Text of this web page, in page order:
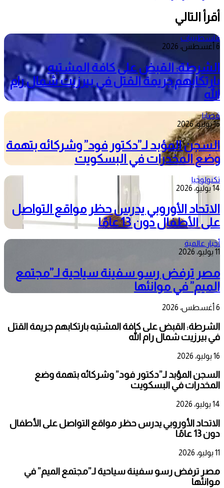
أقرأ التالي
فلسطينيات
6 أغسطس، 2026
الشرطة: القبض على كافة المشتبه
بارتكابهم جريمة القتل في بيرزيت شمال رام
الله
قضايا
16 يوليو، 2026
السجن المؤبد لـ”دكتور فود” وشركائه بتهمة
وضع المخدرات في البسكويت
تكنولوجيا
14 يوليو، 2026
الاتحاد الأوروبي يدرس حظر مواقع التواصل
على الأطفال دون 13 عامًا
أخبار عالمية
11 يوليو، 2026
مصر ترفض رسو سفينة سياحية لـ”مجتمع
الميم” في موانئها
6 أغسطس، 2026
الشرطة: القبض على كافة المشتبه بارتكابهم جريمة القتل
في بيرزيت شمال رام الله
16 يوليو، 2026
السجن المؤبد لـ”دكتور فود” وشركائه بتهمة وضع
المخدرات في البسكويت
14 يوليو، 2026
الاتحاد الأوروبي يدرس حظر مواقع التواصل على الأطفال
دون 13 عامًا
11 يوليو، 2026
مصر ترفض رسو سفينة سياحية لـ”مجتمع الميم” في
موانئها